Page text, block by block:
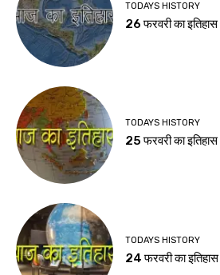
TODAYS HISTORY
26 फरवरी का इतिहास
TODAYS HISTORY
25 फरवरी का इतिहास
TODAYS HISTORY
24 फरवरी का इतिहास